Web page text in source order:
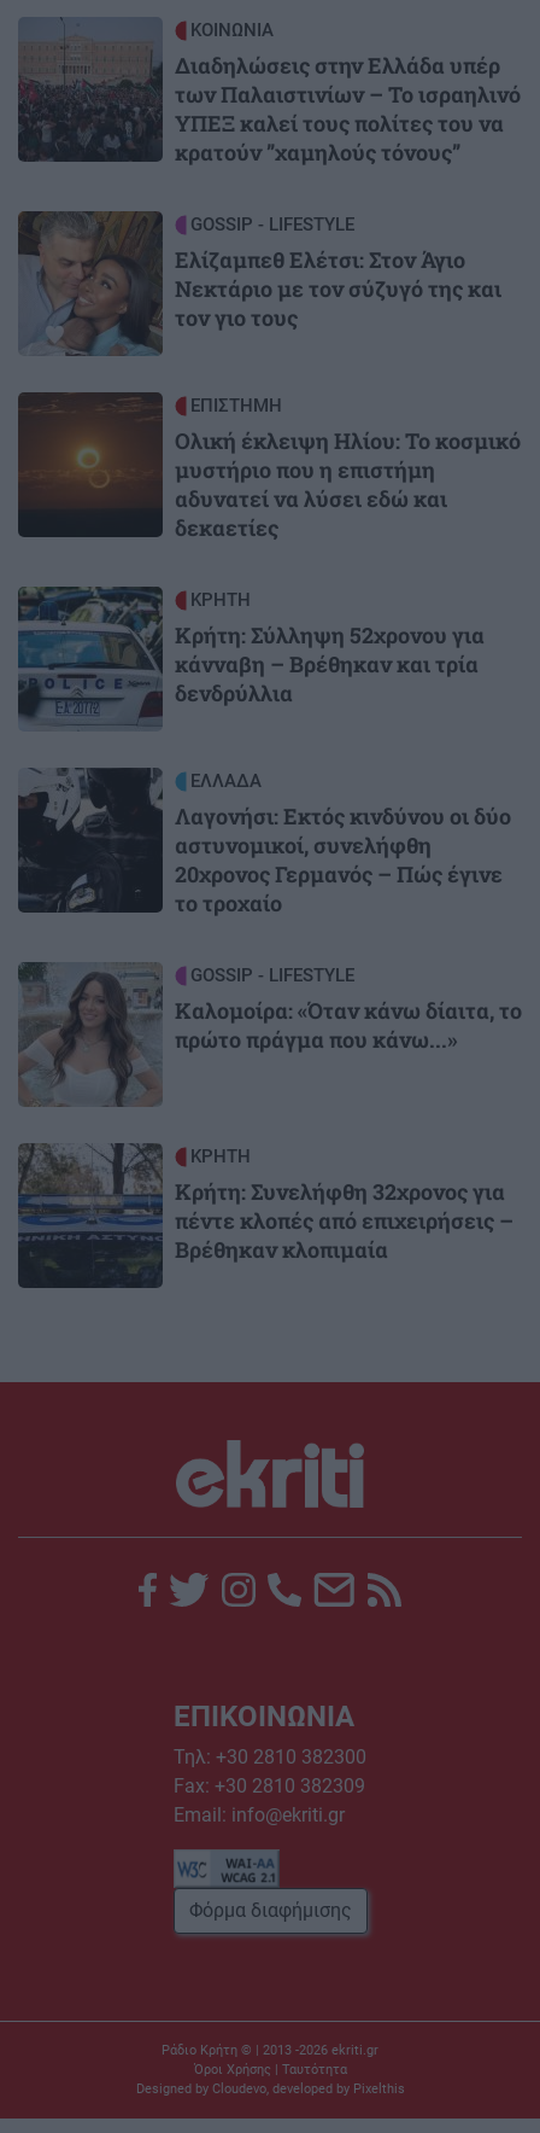
ΚΟΙΝΩΝΙΑ
Διαδηλώσεις στην Ελλάδα υπέρ
των Παλαιστινίων – Το ισραηλινό
ΥΠΕΞ καλεί τους πολίτες του να
κρατούν ”χαμηλούς τόνους”
Image GOSSIP - LIFESTYLE
Ελίζαμπεθ Ελέτσι: Στον Άγιο
Νεκτάριο με τον σύζυγό της και
τον γιο τους
Image ΕΠΙΣΤΗΜΗ
Ολική έκλειψη Ηλίου: Το κοσμικό
μυστήριο που η επιστήμη
αδυνατεί να λύσει εδώ και
δεκαετίες
Image ΚΡΗΤΗ
Κρήτη: Σύλληψη 52χρονου για
κάνναβη – Βρέθηκαν και τρία
δενδρύλλια
Image ΕΛΛΑΔΑ
Λαγονήσι: Εκτός κινδύνου οι δύο
αστυνομικοί, συνελήφθη
20χρονος Γερμανός – Πώς έγινε
το τροχαίο
Image GOSSIP - LIFESTYLE
Καλομοίρα: «Όταν κάνω δίαιτα, το
πρώτο πράγμα που κάνω...»
Image ΚΡΗΤΗ
Κρήτη: Συνελήφθη 32χρονος για
πέντε κλοπές από επιχειρήσεις –
Βρέθηκαν κλοπιμαία
ΕΠΙΚΟΙΝΩΝΙΑ
Τηλ: +30 2810 382300
Fax: +30 2810 382309
Email: info@ekriti.gr
Φόρμα διαφήμισης
Ράδιο Κρήτη © | 2013 -2026 ekriti.gr
Όροι Χρήσης
Ταυτότητα
Designed by Cloudevo, developed by Pixelthis